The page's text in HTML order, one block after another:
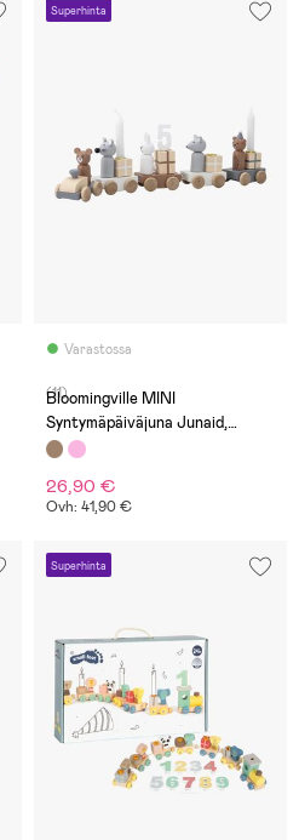
Superhinta
Varastossa
(11)
Bloomingville MINI
Syntymäpäiväjuna Junaid,
Ruskea
26,90 €
Ovh: 41,90 €
Superhinta